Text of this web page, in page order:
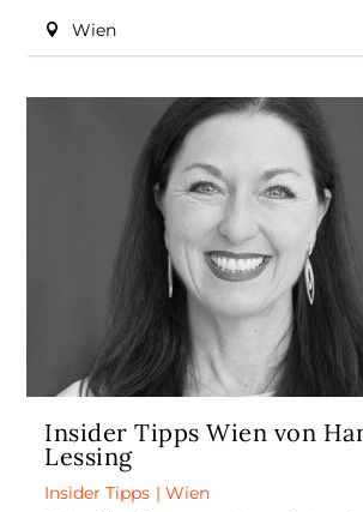
Wien
Insider Tipps Wien von
Lessing
Insider Tipps |Wien